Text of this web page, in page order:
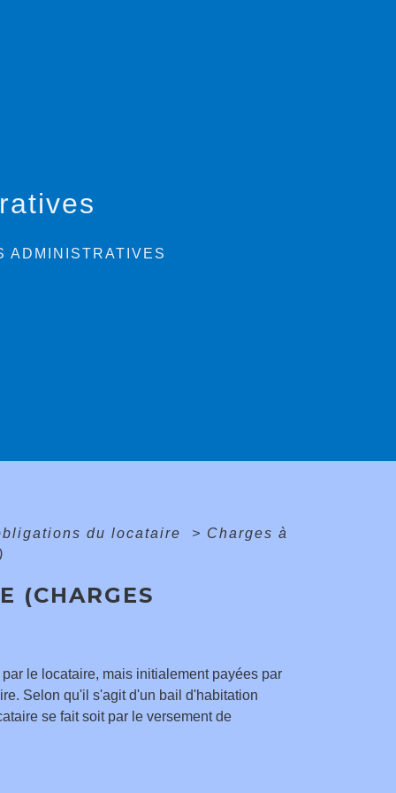
ADMINISTRATIVES
du locataire > Charges à
(CHARGES
le locataire, mais initialement payées par
Selon qu'il s'agit d'un bail d'habitation
se fait soit par le versement de